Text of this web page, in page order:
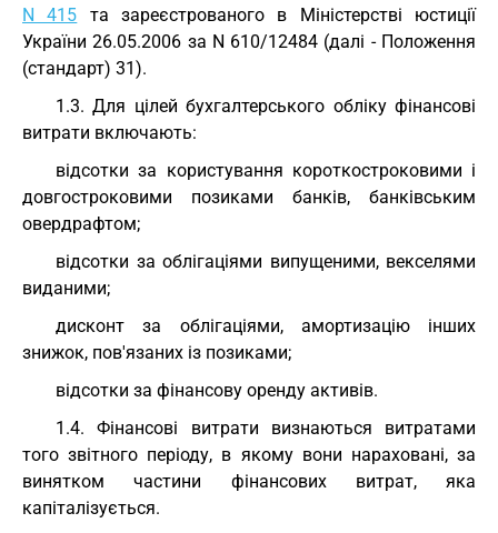
N 415 та зареєстрованого в Міністерстві юстиції
України 26.05.2006 за N 610/12484 (далі - Положення
(стандарт) 31).
1.3. Для цілей бухгалтерського обліку фінансові
витрати включають:
відсотки за користування короткостроковими і
довгостроковими позиками банків, банківським
овердрафтом;
відсотки за облігаціями випущеними, векселями
виданими;
дисконт за облігаціями, амортизацію інших
знижок, пов'язаних із позиками;
відсотки за фінансову оренду активів.
1.4. Фінансові витрати визнаються витратами
того звітного періоду, в якому вони нараховані, за
винятком частини фінансових витрат, яка
капіталізується.